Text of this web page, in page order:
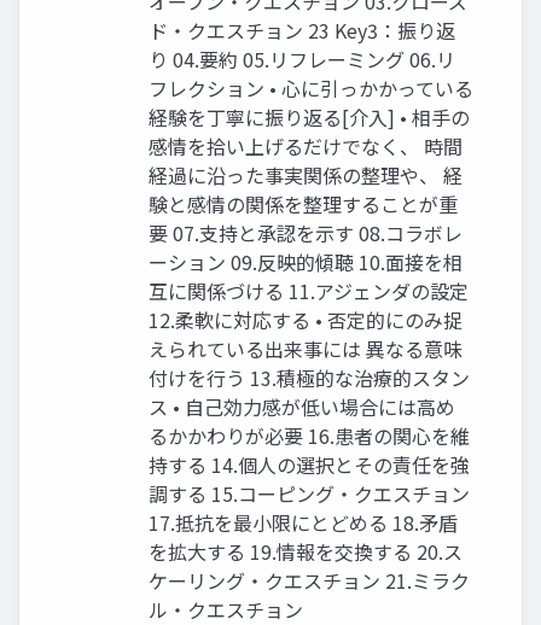
ド・クエスチョン 23 Key3：振り返
り 04.要約 05.リフレーミング 06.リ
フレクション • 心に引っかかっている
経験を丁寧に振り返る[介入] • 相手の
感情を拾い上げるだけでなく、 時間
経過に沿った事実関係の整理や、 経
験と感情の関係を整理することが重
要 07.支持と承認を示す 08.コラボレ
ーション 09.反映的傾聴 10.面接を相
互に関係づける 11.アジェンダの設定
12.柔軟に対応する • 否定的にのみ捉
えられている出来事には 異なる意味
付けを行う 13.積極的な治療的スタン
ス • 自己効力感が低い場合には高め
るかかわりが必要 16.患者の関心を維
持する 14.個人の選択とその責任を強
調する 15.コーピング・クエスチョン
17.抵抗を最小限にとどめる 18.矛盾
を拡大する 19.情報を交換する 20.ス
ケーリング・クエスチョン 21.ミラク
ル・クエスチョン